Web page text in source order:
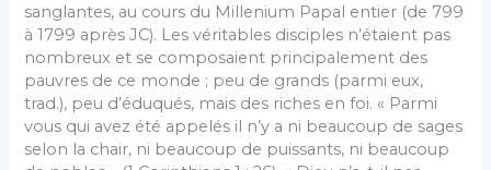
sanglantes, au cours du Millenium Papal entier (de 799
à 1799 après JC). Les véritables disciples n’étaient pas
nombreux et se composaient principalement des
pauvres de ce monde ; peu de grands (parmi eux,
trad.), peu d’éduqués, mais des riches en foi. « Parmi
vous qui avez été appelés il n’y a ni beaucoup de sages
selon la chair, ni beaucoup de puissants, ni beaucoup